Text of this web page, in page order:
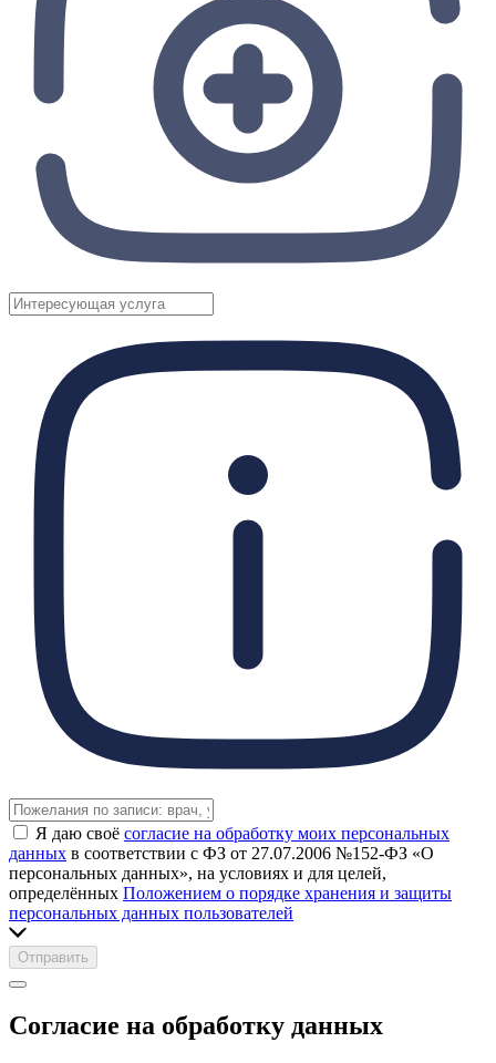
Я даю своё согласие на обработку моих персональных
данных в соответствии с ФЗ от 27.07.2006 №152-ФЗ «О
персональных данных», на условиях и для целей,
определённых Положением о порядке хранения и защиты
персональных данных пользователей
Отправить
Согласие на обработку данных